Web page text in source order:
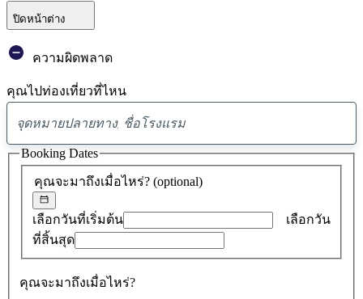
ปิดหน้าต่าง
ความผิดพลาด
คุณไปท่องเที่ยวที่ไหน
พบ
ข้อ
เสนอ
0
คุณจะมาถึงเมื่อไหร่? (optional)
เลือกวันที่เริ่มต้น
เลือกวัน
ที่สิ้นสุด
คุณจะมาถึงเมื่อไหร่?
Booking Dates